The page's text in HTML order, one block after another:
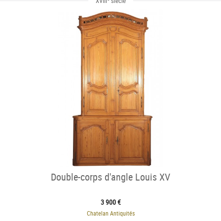
Double-corps d'angle Louis XV
3 900 €
Chatelan Antiquités